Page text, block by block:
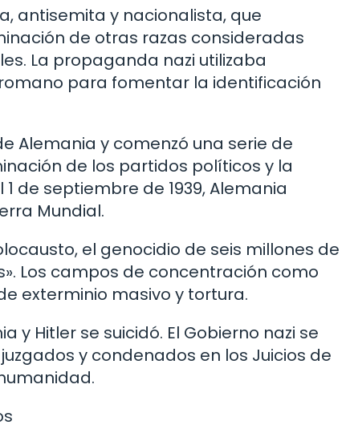
antisemita y nacionalista, que
de otras razas consideradas
La propaganda nazi utilizaba
para fomentar la identificación
Alemania y comenzó una serie de
de los partidos políticos y la
de septiembre de 1939, Alemania
Mundial.
el genocidio de seis millones de
Los campos de concentración como
exterminio masivo y tortura.
y Hitler se suicidó. El Gobierno nazi se
y condenados en los Juicios de